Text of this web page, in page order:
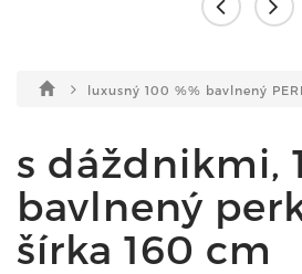
luxusný 100 %% bavlnený
s dáždnikmi,
bavlnený
šírka 160 cm